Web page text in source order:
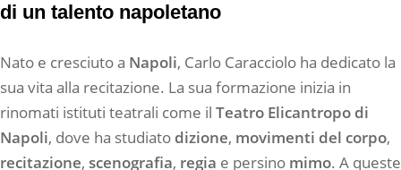
di un talento napoletano
Nato e cresciuto a Napoli, Carlo Caracciolo ha dedicato la
sua vita alla recitazione. La sua formazione inizia in
rinomati istituti teatrali come il Teatro Elicantropo di
Napoli, dove ha studiato dizione, movimenti del corpo,
recitazione, scenografia, regia e persino mimo. A queste